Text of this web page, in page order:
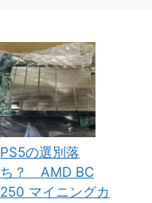
PS5の選別落
ち？ AMD BC
250 マイニングカ